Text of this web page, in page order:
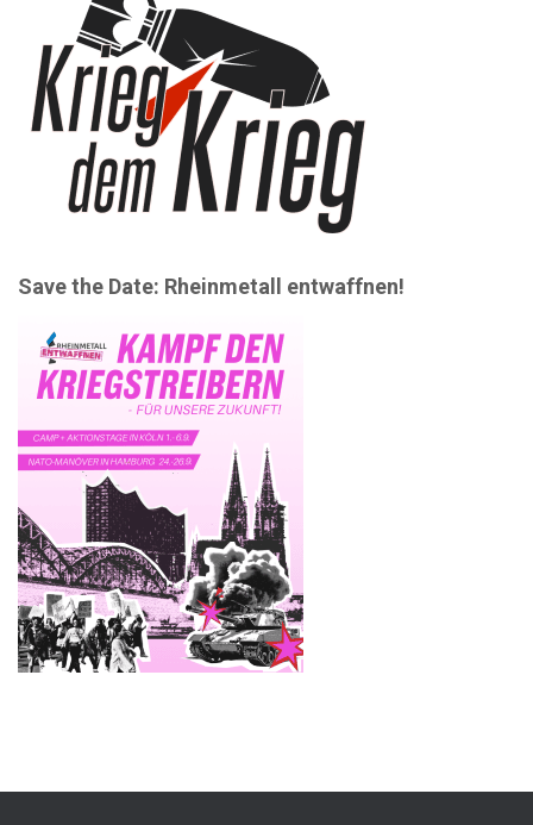
Save the Date: Rheinmetall entwaffnen!